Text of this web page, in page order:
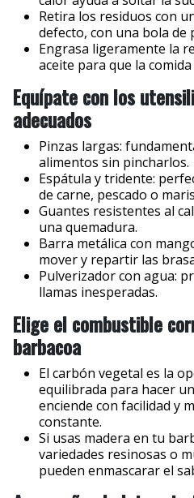
Retira los residuos con
defecto, con una bola de
Engrasa ligeramente la
aceite para que la
Equípate con los
adecuados
Pinzas largas:
alimentos sin pincharlos.
Espátula y tridente:
de carne, pescado o
Guantes resistentes al
una quemadura.
Barra metálica con
mover y repartir las
Pulverizador con agua:
llamas inesperadas.
Elige el combustible
barbacoa
El carbón vegetal es la
equilibrada para hacer
enciende con facilidad y
constante.
Si usas madera en tu
variedades resinosas o
pueden enmascarar el